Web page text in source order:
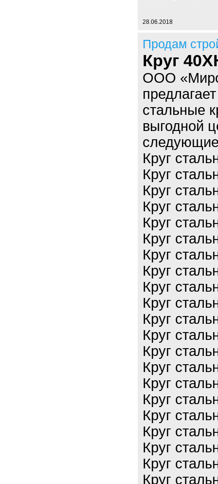
28.06.2018
Продам
Круг
ООО
стальные
выгодной
Круг
Круг
Круг
Круг
Круг
Круг
Круг
Круг
Круг
Круг
Круг
Круг
Круг
Круг
Круг
Круг
Круг
Круг
Круг
Круг
Круг